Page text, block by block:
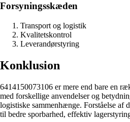
Forsyningsskæden
Transport og logistik
Kvalitetskontrol
Leverandørstyring
Konklusion
6414150073106 er mere end bare en
med forskellige anvendelser og
logistiske sammenhænge. Forståelse af
til bedre sporbarhed, effektiv